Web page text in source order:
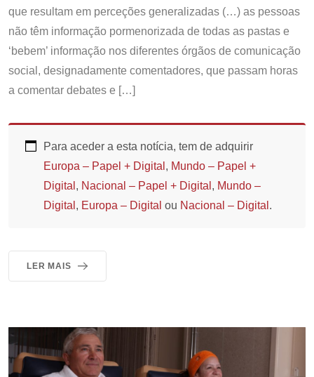
que resultam em perceções generalizadas (…) as pessoas
não têm informação pormenorizada de todas as pastas e
‘bebem’ informação nos diferentes órgãos de comunicação
social, designadamente comentadores, que passam horas
a comentar debates e […]
Para aceder a esta notícia, tem de adquirir
Europa – Papel + Digital , Mundo – Papel +
Digital , Nacional – Papel + Digital , Mundo –
Digital , Europa – Digital ou Nacional – Digital .
LER MAIS